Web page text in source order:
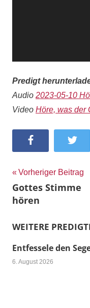
Predigt
Audio 2023-05-10
Video Höre, was der
Facebook
Vorheriger Beitrag
Gottes Stimme
hören
WEITERE
Entfessele den
6. August 2026